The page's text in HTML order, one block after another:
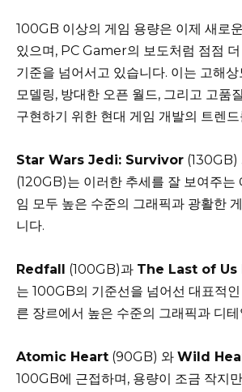
100GB 이상의 게임 용량은 이제 새로
있으며, PC Gamer의 보도처럼 점점
기준을 넘어서고 있습니다. 이는 고해
모델링, 방대한 오픈 월드, 그리고 고품
구현하기 위한 현대 게임 개발의 트렌
Star Wars Jedi: Survivor (130GB)
(120GB)는 이러한 추세를 잘 보여주는
임 모두 높은 수준의 그래픽과 광활한
니다.
Redfall (100GB)과 The Last of Us
는 100GB의 기준선을 넘어선 대표적
른 장르에서 높은 수준의 그래픽과 디
Atomic Heart (90GB) 와 Wild
100GB에 근접하며, 용량이 조금 작지